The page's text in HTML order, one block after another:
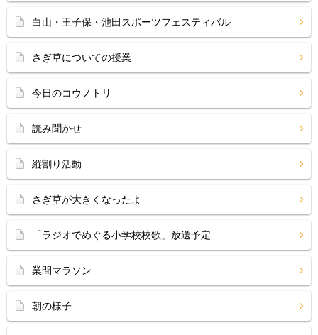
白山・王子保・池田スポーツフェスティバル
さぎ草についての授業
今日のコウノトリ
読み聞かせ
縦割り活動
さぎ草が大きくなったよ
「ラジオでめぐる小学校校歌」放送予定
業間マラソン
朝の様子